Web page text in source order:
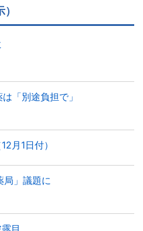
「別途負担で」
月1日付）
局」議題に
目